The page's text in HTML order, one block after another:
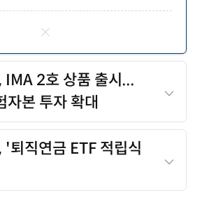
IMA 2호 상품 출시...
자본 투자 확대
'퇴직연금 ETF 적립식